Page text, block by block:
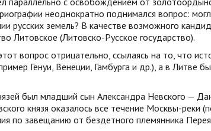
неоднократно поднимался вопрос:
русских земель? В качестве возможного
Литовское (Литовско-Русское государство).
вопрос отрицательно, ссылаясь на то, что
Генуи, Венеции, Гамбурга и др.), а в Литве
был младший сын Александра Невского —
князя оказалось все течение Москвы-реки
по завещанию от бездетного племянника